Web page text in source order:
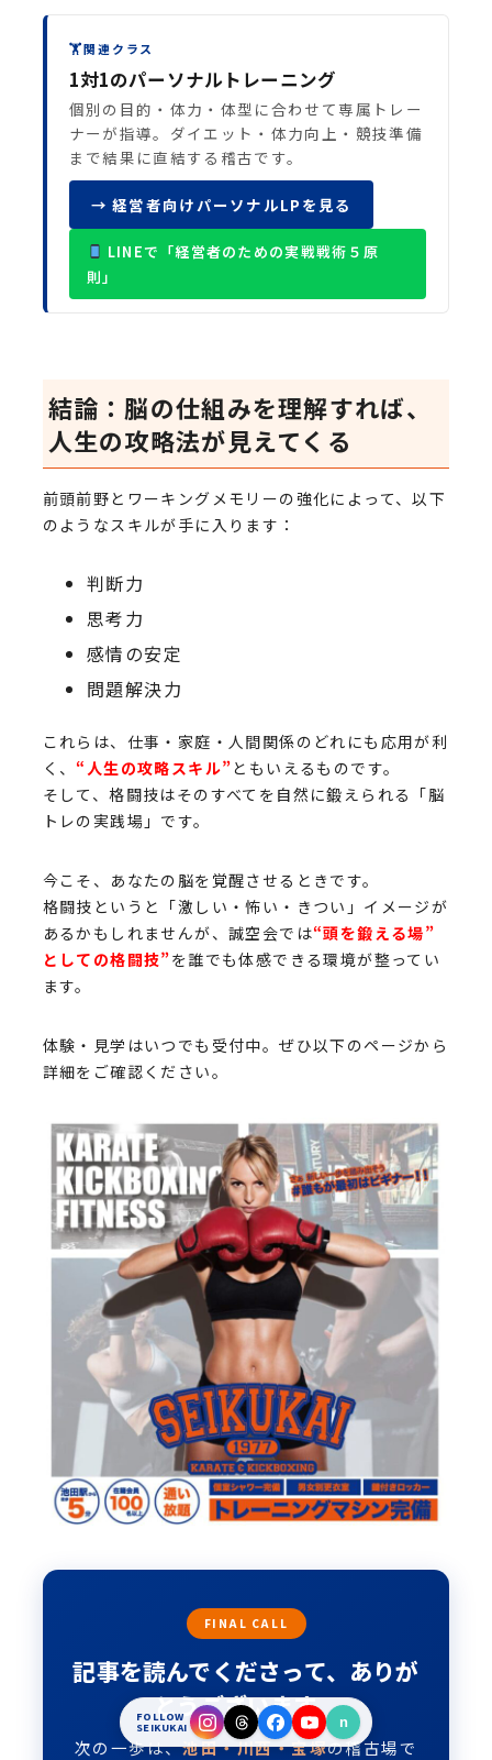
🏋関連クラス
1対1のパーソナルトレーニング
個別の目的・体力・体型に合わせて専属トレー
ナーが指導。ダイエット・体力向上・競技準備
まで結果に直結する稽古です。
→ 経営者向けパーソナルLPを見る
LINEで「経営者のための実戦戦術５原
則」
結論：脳の仕組みを理解すれば、
人生の攻略法が見えてくる
前頭前野とワーキングメモリーの強化によって、以下
のようなスキルが手に入ります：
判断力
思考力
感情の安定
問題解決力
これらは、仕事・家庭・人間関係のどれにも応用が利
く、 “人生の攻略スキル”ともいえるものです。
そして、格闘技はそのすべてを自然に鍛えられる「脳
トレの実践場」です。
今こそ、あなたの脳を覚醒させるときです。
格闘技というと「激しい・怖い・きつい」イメージが
あるかもしれませんが、誠空会では“頭を鍛える場”
としての格闘技”を誰でも体感できる環境が整ってい
ます。
体験・見学はいつでも受付中。ぜひ以下のページから
詳細をご確認ください。
FINAL CALL
記事を読んでくださって、ありが
とうございます。
次の一歩は、池田・川西・宝塚の稽古場で
入会
FOLLOW
SEIKUKAI n